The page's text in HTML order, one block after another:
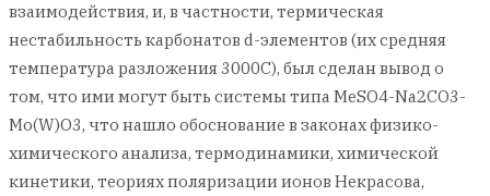
взаимодействия, и, в частности, термическая
нестабильность карбонатов d-элементов (их средняя
температура разложения 3000С), был сделан вывод о
том, что ими могут быть системы типа MeSO4-Na2CO3-
Mo(W)О3, что нашло обоснование в законах физико-
химического анализа, термодинамики, химической
кинетики, теориях поляризации ионов Некрасова,